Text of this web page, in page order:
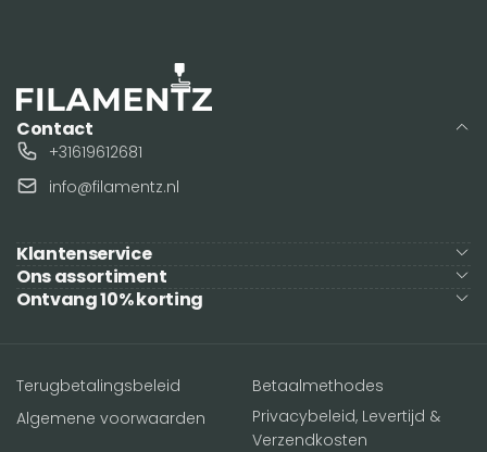
Contact
+31619612681
info@filamentz.nl
Klantenservice
Ons assortiment
Ontvang 10% korting
Terugbetalingsbeleid
Betaalmethodes
Algemene voorwaarden
Privacybeleid, Levertijd &
Verzendkosten